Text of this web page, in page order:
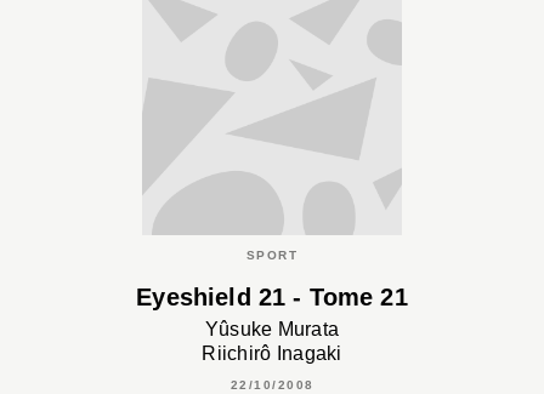
SPORT
Eyeshield 21 - Tome 21
Yûsuke Murata
Riichirô Inagaki
22/10/2008